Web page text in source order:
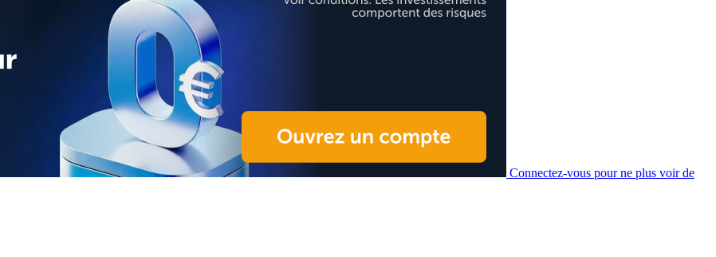
Connectez-vous pour ne plus voir de